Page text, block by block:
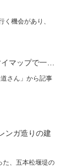
く機会があり、
マップで一…
さん」から記事
ンガ造りの建
た、五本松堰堤の